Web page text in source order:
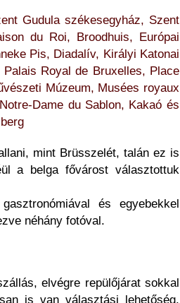
Gudula székesegyház, Szent
du Roi, Broodhuis, Európai
Pis, Diadalív, Királyi Katonai
Royal de Bruxelles, Place
Múzeum, Musées royaux
Dame du Sablon, Kakaó és
mint Brüsszelét, talán ez is
a belga fővárost választottuk
és egyebekkel
néhány fotóval.
elvégre repülőjárat sokkal
is van választási lehetőség,